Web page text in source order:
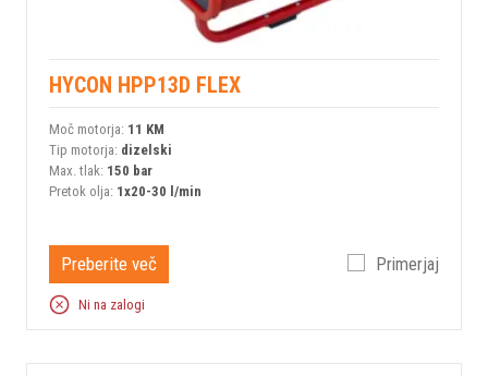
HYCON HPP13D FLEX
Moč motorja: 11 KM
Tip motorja: dizelski
Max. tlak: 150 bar
Pretok olja: 1x20-30 l/min
Preberite več Primerjaj
Ni na zalogi